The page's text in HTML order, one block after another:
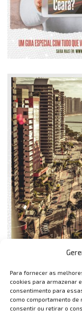
Para fornecer as
cookies para armazenar
consentimento para
como comportamento de
consentir ou retirar o